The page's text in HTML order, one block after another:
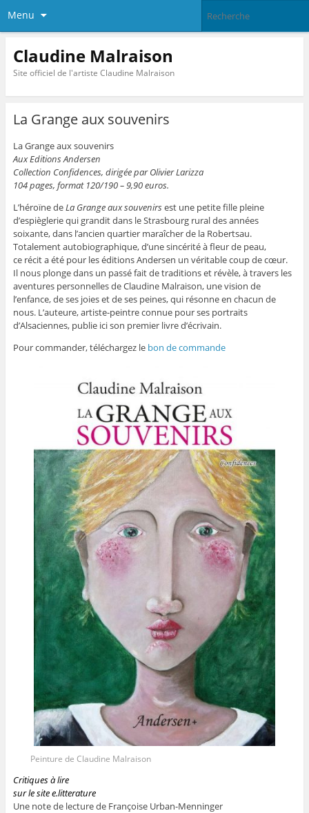
Menu
Claudine Malraison
Site officiel de l'artiste Claudine Malraison
La Grange aux souvenirs
La Grange aux souvenirs
Aux Editions Andersen
Collection Confidences, dirigée par Olivier Larizza
104 pages, format 120/190 – 9,90 euros.
L’héroïne deLa Grange aux souvenirsest une petite fille pleine
d’espièglerie qui grandit dans le Strasbourg rural des années
soixante, dans l’ancien quartier maraîcher de la Robertsau.
Totalement autobiographique, d’une sincérité à fleur de peau,
ce récit a été pour les éditions Andersen un véritable coup de cœur.
Il nous plonge dans un passé fait de traditions et révèle, à travers les
aventures personnelles de Claudine Malraison, une vision de
l’enfance, de ses joies et de ses peines, qui résonne en chacun de
nous. L’auteure, artiste-peintre connue pour ses portraits
d’Alsaciennes, publie ici son premier livre d’écrivain.
Pour commander, téléchargez le bon de commande
Peinture de Claudine Malraison
Critiques à lire
sur le site e.litterature
Une note de lecture de Françoise Urban-Menninger